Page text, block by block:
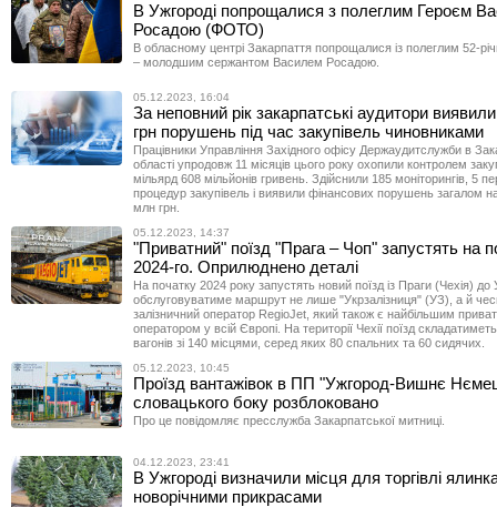
В Ужгороді попрощалися з полеглим Героєм
Росадою (ФОТО)
В обласному центрі Закарпаття попрощалися із полеглим 52-
– молодшим сержантом Василем Росадою.
05.12.2023, 16:04
За неповний рік закарпатські аудитори
грн порушень під час закупівель чиновниками
Працівники Управління Західного офісу Держаудитслужби в
області упродовж 11 місяців цього року охопили контролем
мільярд 608 мільйонів гривень. Здійснили 185 моніторингів, 5
процедур закупівель і виявили фінансових порушень загалом
млн грн.
05.12.2023, 14:37
"Приватний" поїзд "Прага – Чоп" запустять на
2024-го. Оприлюднено деталі
На початку 2024 року запустять новий поїзд із Праги (Чехія) до
обслуговуватиме маршрут не лише "Укрзалізниця" (УЗ), а й
залізничний оператор RegioJet, який також є найбільшим
оператором у всій Європі. На території Чехії поїзд
вагонів зі 140 місцями, серед яких 80 спальних та 60 сидячих.
05.12.2023, 10:45
Проїзд вантажівок в ПП "Ужгород-Вишнє
словацького боку розблоковано
Про це повідомляє пресслужба Закарпатської митниці.
04.12.2023, 23:41
В Ужгороді визначили місця для торгівлі
новорічними прикрасами